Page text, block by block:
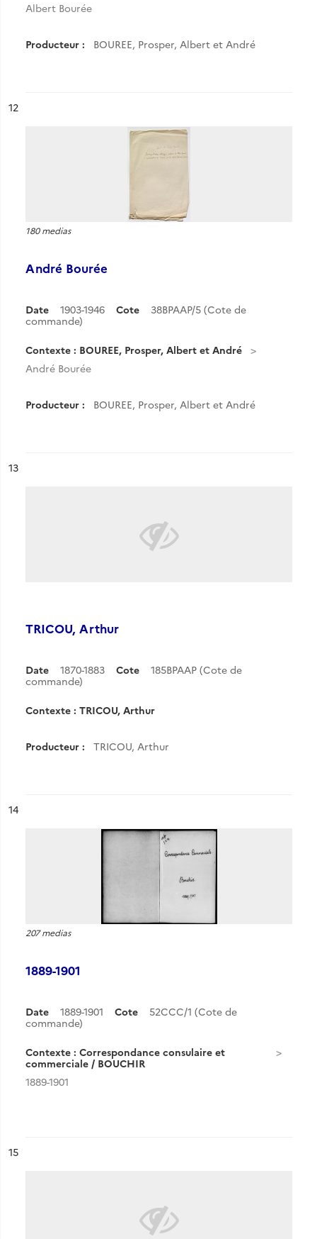
Albert Bourée
Producteur : BOUREE, Prosper, Albert et André
n°
12
180 medias
André Bourée
Date 1903-1946 Cote
38BPAAP/5 (Cote de
commande)
Contexte : BOUREE, Prosper, Albert et André
André Bourée
Producteur : BOUREE, Prosper, Albert et André
n°
13
TRICOU, Arthur
Date 1870-1883 Cote
185BPAAP (Cote de
commande)
Contexte : TRICOU, Arthur
Producteur : TRICOU, Arthur
n°
14
207 medias
1889-1901
Date 1889-1901 Cote
52CCC/1 (Cote de
commande)
Contexte : Correspondance consulaire et
commerciale / BOUCHIR
1889-1901
n°
15